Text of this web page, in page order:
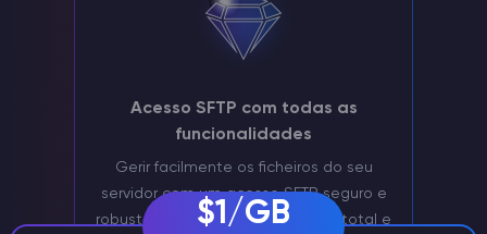
Acesso SFTP com todas as
funcionalidades
Gerir facilmente os ficheiros do seu
servidor com um acesso SFTP seguro e
robusto. Desfrute de um controlo total e
$1/GB